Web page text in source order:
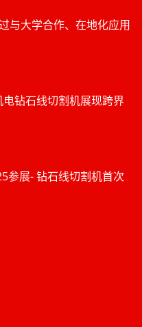
与大学合作、在地化应用
钻石线切割机展现跨界
参展- 钻石线切割机首次